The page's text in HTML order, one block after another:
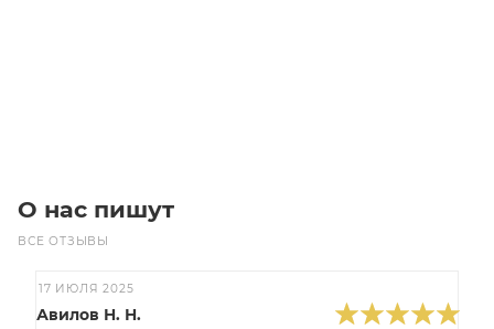
О нас пишут
ВСЕ ОТЗЫВЫ
17 ИЮЛЯ 2025
Авилов Н. Н.